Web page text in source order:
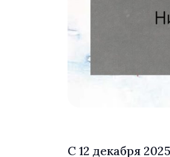
С 12 декабря